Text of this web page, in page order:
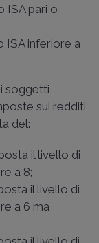
ISA pari o
ISA inferiore a
i soggetti
sui redditi
del:
il livello di
a 8;
il livello di
a 6 ma